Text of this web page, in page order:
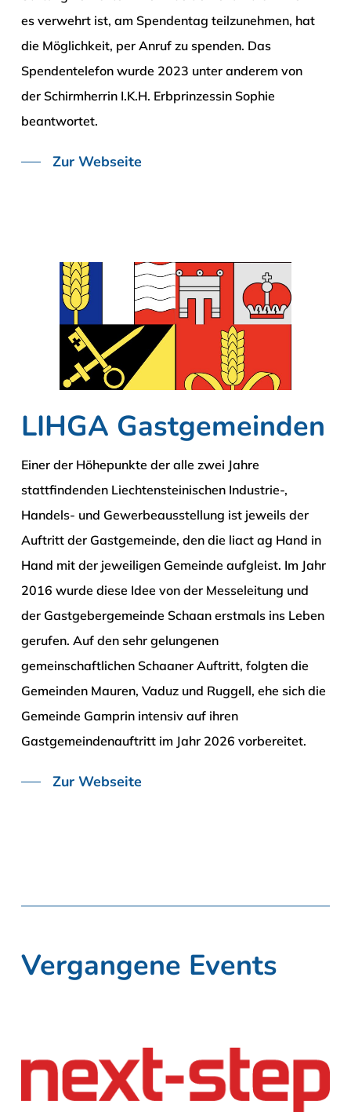
es verwehrt ist, am Spendentag teilzunehmen, hat
die Möglichkeit, per Anruf zu spenden. Das
Spendentelefon wurde 2023 unter anderem von
der Schirmherrin I.K.H. Erbprinzessin Sophie
beantwortet.
Zur Webseite
LIHGA Gastgemeinden
Einer der Höhepunkte der alle zwei Jahre
stattfindenden Liechtensteinischen Industrie-,
Handels- und Gewerbeausstellung ist jeweils der
Auftritt der Gastgemeinde, den die liact ag Hand in
Hand mit der jeweiligen Gemeinde aufgleist. Im Jahr
2016 wurde diese Idee von der Messeleitung und
der Gastgebergemeinde Schaan erstmals ins Leben
gerufen. Auf den sehr gelungenen
gemeinschaftlichen Schaaner Auftritt, folgten die
Gemeinden Mauren, Vaduz und Ruggell, ehe sich die
Gemeinde Gamprin intensiv auf ihren
Gastgemeindenauftritt im Jahr 2026 vorbereitet.
Zur Webseite
Vergangene Events